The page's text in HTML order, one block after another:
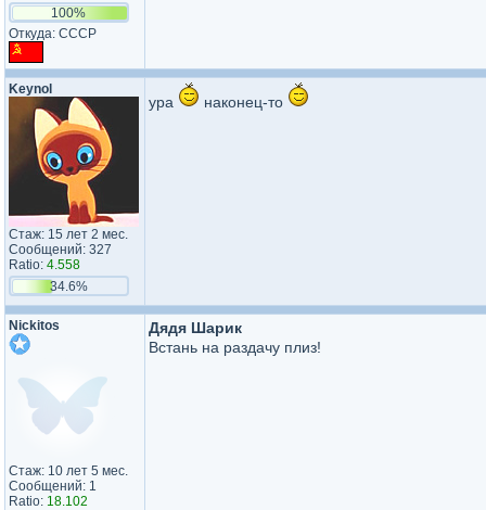
100%
Откуда: СССР
Keynol
Стаж: 15 лет 2 мес.
Сообщений: 327
Ratio: 4.558
34.6%
ура наконец-то
Nickitos
Стаж: 10 лет 5 мес.
Сообщений: 1
Ratio: 18.102
Дядя Шарик
Встань на раздачу плиз!